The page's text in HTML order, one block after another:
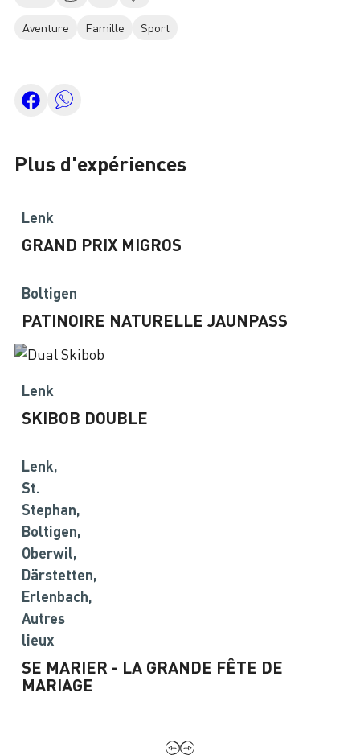
Aventure Famille Sport
Plus d'expériences
Lenk
GRAND PRIX MIGROS
Boltigen
PATINOIRE NATURELLE JAUNPASS
Lenk
SKIBOB DOUBLE
Lenk,
St.
Stephan,
Boltigen,
Oberwil,
Därstetten,
Erlenbach,
Autres
lieux
SE MARIER - LA GRANDE FÊTE DE
MARIAGE